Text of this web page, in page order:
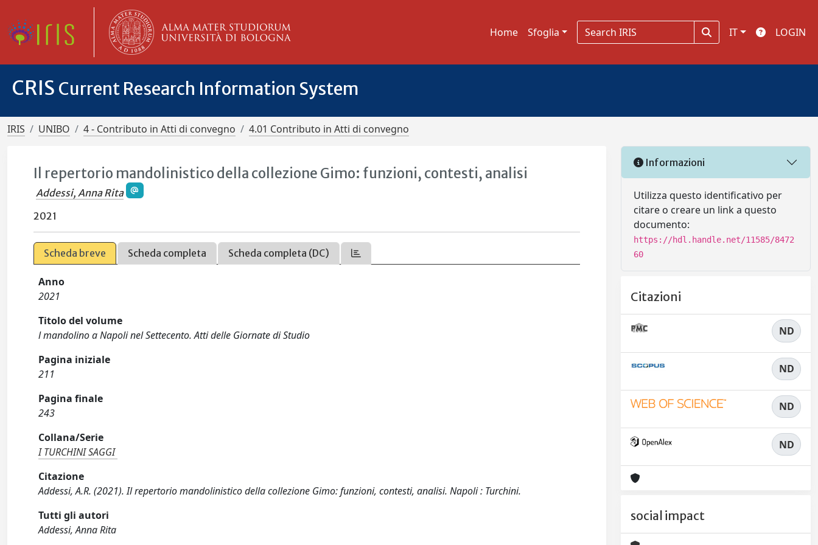
Home Sfoglia IT LOGIN
CRIS Current Research Information System
IRIS UNIBO 4 - Contributo in Atti di convegno 4.01 Contributo in Atti di convegno
Il repertorio mandolinistico della collezione Gimo: funzioni, contesti, analisi
Addessi, Anna Rita
2021
Scheda breve Scheda completa Scheda completa (DC)
Anno
2021
Titolo del volume
l mandolino a Napoli nel Settecento. Atti delle Giornate di Studio
Pagina iniziale
211
Pagina finale
243
Collana/Serie
I TURCHINI SAGGI
Citazione
Addessi, A.R. (2021). Il repertorio mandolinistico della collezione Gimo: funzioni, contesti, analisi. Napoli : Turchini.
Tutti gli autori
Addessi, Anna Rita
Informazioni
Utilizza questo identificativo per
citare o creare un link a questo
documento:
https://hdl.handle.net/11585/8472
60
Citazioni
ND
ND
ND
ND
social impact